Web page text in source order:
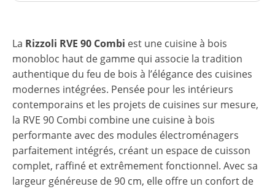
La Rizzoli RVE 90 Combi est une cuisine à bois
monobloc haut de gamme qui associe la tradition
authentique du feu de bois à l’élégance des cuisines
modernes intégrées. Pensée pour les intérieurs
contemporains et les projets de cuisines sur mesure,
la RVE 90 Combi combine une cuisine à bois
performante avec des modules électroménagers
parfaitement intégrés, créant un espace de cuisson
complet, raffiné et extrêmement fonctionnel. Avec sa
largeur généreuse de 90 cm, elle offre un confort de